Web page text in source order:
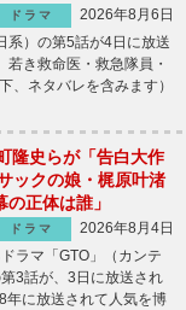
ドラマ
2026年8月6日
系）の第5話が4日に放送
き救命医・救急隊員・
、ネタバレを含みます）
隆史らが「告白大作
ックの娘・梶原叶渚
正体は誰」
ドラマ
2026年8月4日
ラマ「GTO」（カンテ
3話が、3日に放送され
に放送されて人気を博